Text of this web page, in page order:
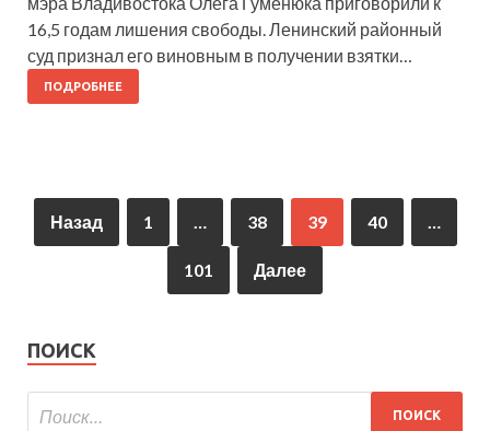
16,5 годам лишения свободы. Ленинский районный
суд признал его виновным в получении взятки…
ПОДРОБНЕЕ
Назад 1 … 38 39 40 …
101 Далее
ПОИСК